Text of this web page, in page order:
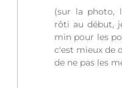
(sur la photo,
rôti au début,
min pour les
c'est mieux de
de ne pas les